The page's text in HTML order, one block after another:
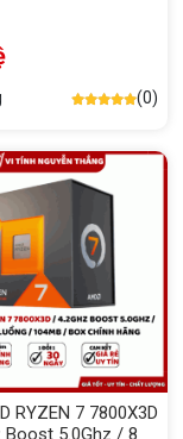
(0)
RYZEN 7 7800X3D
Boost 5.0Ghz / 8